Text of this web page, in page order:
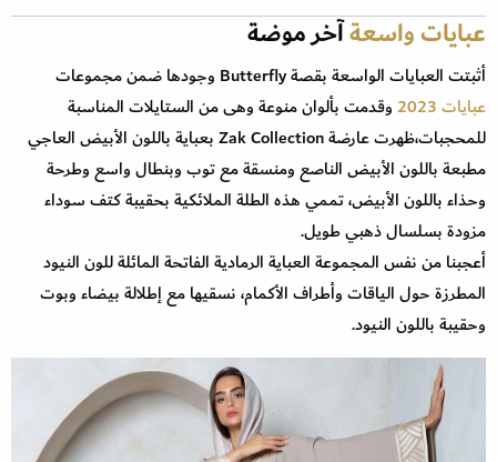
عبايات واسعةآخر موضة
أثبتت العبايات الواسعة بقصة Butterfly وجودها ضمن مجموعات
عبايات 2023
وقدمت بألوان منوعة وهى من الستايلات المناسبة
للمحجبات،ظهرت عارضة Zak Collection بعباية باللون الأبيض العاجي
مطبعة باللون الأبيض الناصع ومنسقة مع توب وبنطال واسع وطرحة
وحذاء باللون الأبيض، تممي هذه الطلة الملائكية بحقيبة كتف سوداء
مزودة بسلسال ذهبي طويل.
أعجبنا من نفس المجموعة العباية الرمادية الفاتحة المائلة للون النيود
المطرزة حول الياقات وأطراف الأكمام، نسقيها مع إطلالة بيضاء وبوت
وحقيبة باللون النيود.